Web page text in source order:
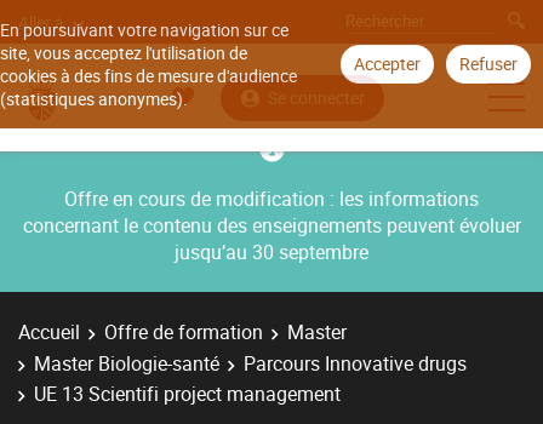
En poursuivant votre navigation sur ce
site, vous acceptez l'utilisation de
cookies à des fins de mesure d'audience
(statistiques anonymes).
Accepter Refuser
Aller à
Se connecter
Offre en cours de modification : les informations
concernant le contenu des enseignements peuvent évoluer
jusqu’au 30 septembre
Accueil Offre de formation
Master
Master Biologie-santé
Parcours Innovative drugs
UE 13 Scientifi project management